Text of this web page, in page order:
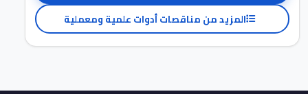
المزيد من مناقصات أدوات علمية ومعملية